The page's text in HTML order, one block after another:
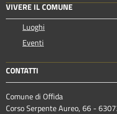
VIVERE IL COMUNE
Luoghi
Eventi
CONTATTI
Comune di Offida
Corso Serpente Aureo, 66 -